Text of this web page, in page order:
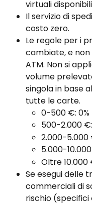
virtuali
Il servizio di
costo zero.
Le regole per i
cambiate, e non
ATM. Non si
volume
singola in base
tutte le carte.
0-500 €: 0%
500-2.000
2.000-5.000
5.000-
Oltre 10.000
Se esegui delle
commerciali di
rischio (specifici